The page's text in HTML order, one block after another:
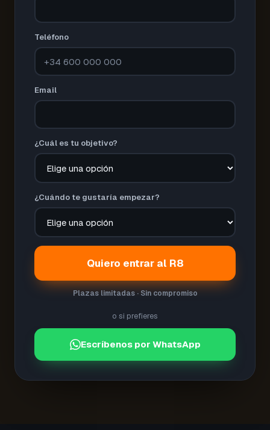
Teléfono
Email
¿Cuál es tu objetivo?
¿Cuándo te gustaría empezar?
Quiero entrar al R8
Plazas limitadas · Sin compromiso
o si prefieres
Escríbenos por WhatsApp